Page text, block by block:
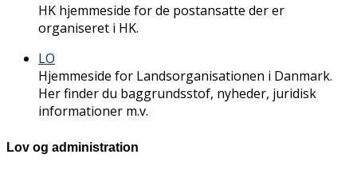
HK hjemmeside for de postansatte der er
organiseret i HK.
LO
Hjemmeside for Landsorganisationen i Danmark.
Her finder du baggrundsstof, nyheder, juridisk
informationer m.v.
Lov og administration